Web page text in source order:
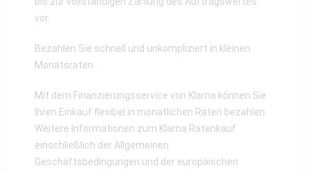
vor.
Bezahlen Sie schnell und unkompliziert in kleinen
Monatsraten.
Mit dem Finanzierungsservice von Klarna können Sie
Ihren Einkauf flexibel in monatlichen Raten bezahlen.
Weitere Informationen zum Klarna Ratenkauf
einschließlich der Allgemeinen
Geschäftsbedingungen und der europäischen